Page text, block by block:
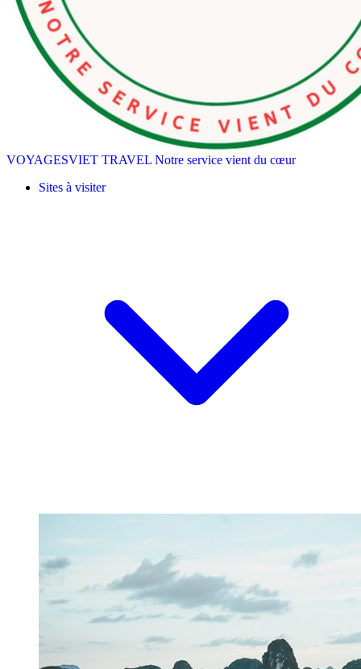
VOYAGESVIET TRAVEL Notre service vient du cœur
Sites à visiter